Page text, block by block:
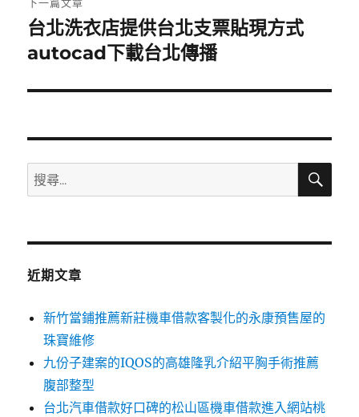
下
一
文
台北洗衣店提供台北支票貼現方式
autocad下載台北傳播
搜
尋
鍵
搜
近期文章
新竹當鋪推薦新莊機車借款客製化的永康預售屋的
珠寶維修
九份子建案的IQOS的高雄隆乳介紹平胸手術推薦
腹部整型
台北汽車借款好口碑的松山區機車借款進入網站桃